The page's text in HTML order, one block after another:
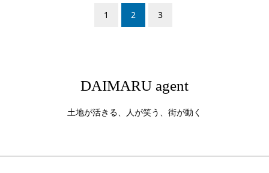
1 2 3
DAIMARU agent
土地が活きる、人が笑う、街が動く